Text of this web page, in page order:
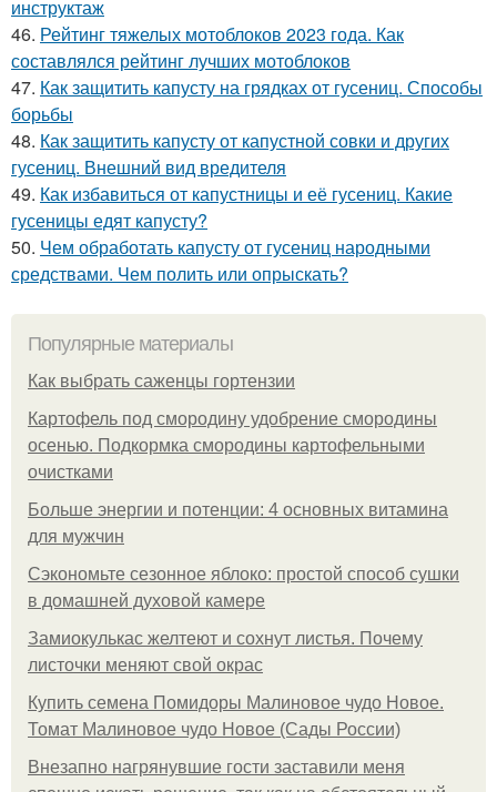
инструктаж
46. Рейтинг тяжелых мотоблоков 2023 года. Как
составлялся рейтинг лучших мотоблоков
47. Как защитить капусту на грядках от гусениц. Способы
борьбы
48. Как защитить капусту от капустной совки и других
гусениц. Внешний вид вредителя
49. Как избавиться от капустницы и её гусениц. Какие
гусеницы едят капусту?
50. Чем обработать капусту от гусениц народными
средствами. Чем полить или опрыскать?
Популярные материалы
Как выбрать саженцы гортензии
Картофель под смородину удобрение смородины
осенью. Подкормка смородины картофельными
очистками
Больше энергии и потенции: 4 основных витамина
для мужчин
Сэкономьте сезонное яблоко: простой способ сушки
в домашней духовой камере
Замиокулькас желтеют и сохнут листья. Почему
листочки меняют свой окрас
Купить семена Помидоры Малиновое чудо Новое.
Томат Малиновое чудо Новое (Сады России)
Внезапно нагрянувшие гости заставили меня